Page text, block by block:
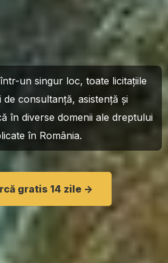
un singur loc, toate licitațiile
consultanță, asistență și
în diverse domenii ale dreptului
în România.
gratis 14 zile ->